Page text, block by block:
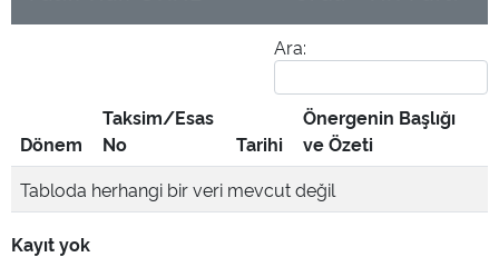
Ara:
Dönem
Taksim/Esas
No
Tarihi
Önergenin Başlığı
ve Özeti
Tabloda herhangi bir veri mevcut değil
Kayıt yok